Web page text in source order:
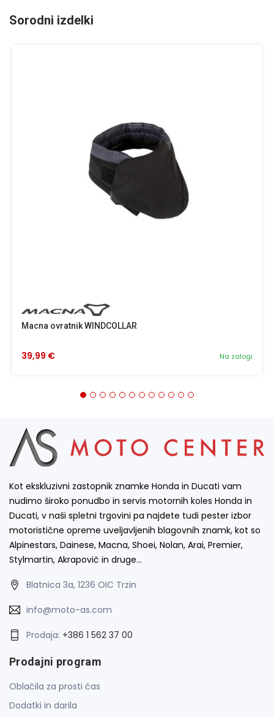
Sorodni izdelki
Macna ovratnik WINDCOLLAR
Na zalogi
39,99 €
Kot ekskluzivni zastopnik znamke Honda in Ducati vam
nudimo široko ponudbo in servis motornih koles Honda in
Ducati, v naši spletni trgovini pa najdete tudi pester izbor
motoristične opreme uveljavljenih blagovnih znamk, kot so
Alpinestars, Dainese, Macna, Shoei, Nolan, Arai, Premier,
Stylmartin, Akrapovič in druge…
Blatnica 3a, 1236 OIC Trzin
info@moto-as.com
Prodaja: +386 1 562 37 00
Prodajni program
Oblačila za prosti čas
Dodatki in darila